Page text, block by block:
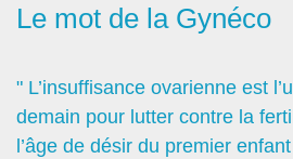
Le mot de la Gynéco
" L’insuffisance ovarienne est
demain pour lutter contre la
l’âge de désir du premier